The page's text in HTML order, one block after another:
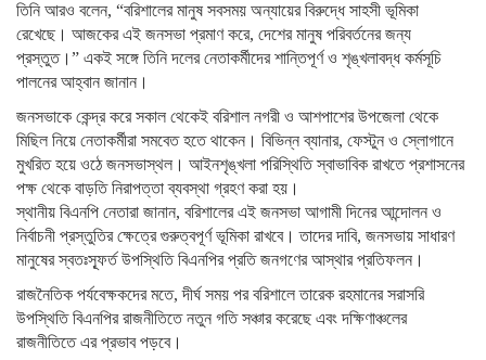
তিনি আরও বলেন, “বরিশালের মানুষ সবসময় অন্যায়ের বিরুদ্ধে সাহসী ভূমিকা
রেখেছে। আজকের এই জনসভা প্রমাণ করে, দেশের মানুষ পরিবর্তনের জন্য
প্রস্তুত।” একই সঙ্গে তিনি দলের নেতাকর্মীদের শান্তিপূর্ণ ও শৃঙ্খলাবদ্ধ কর্মসূচি
পালনের আহ্বান জানান।
জনসভাকে কেন্দ্র করে সকাল থেকেই বরিশাল নগরী ও আশপাশের উপজেলা থেকে
মিছিল নিয়ে নেতাকর্মীরা সমবেত হতে থাকেন। বিভিন্ন ব্যানার, ফেস্টুন ও স্লোগানে
মুখরিত হয়ে ওঠে জনসভাস্থল। আইনশৃঙ্খলা পরিস্থিতি স্বাভাবিক রাখতে প্রশাসনের
পক্ষ থেকে বাড়তি নিরাপত্তা ব্যবস্থা গ্রহণ করা হয়।
স্থানীয় বিএনপি নেতারা জানান, বরিশালের এই জনসভা আগামী দিনের আন্দোলন ও
নির্বাচনী প্রস্তুতির ক্ষেত্রে গুরুত্বপূর্ণ ভূমিকা রাখবে। তাদের দাবি, জনসভায় সাধারণ
মানুষের স্বতঃস্ফূর্ত উপস্থিতি বিএনপির প্রতি জনগণের আস্থার প্রতিফলন।
রাজনৈতিক পর্যবেক্ষকদের মতে, দীর্ঘ সময় পর বরিশালে তারেক রহমানের সরাসরি
উপস্থিতি বিএনপির রাজনীতিতে নতুন গতি সঞ্চার করেছে এবং দক্ষিণাঞ্চলের
রাজনীতিতে এর প্রভাব পড়বে।